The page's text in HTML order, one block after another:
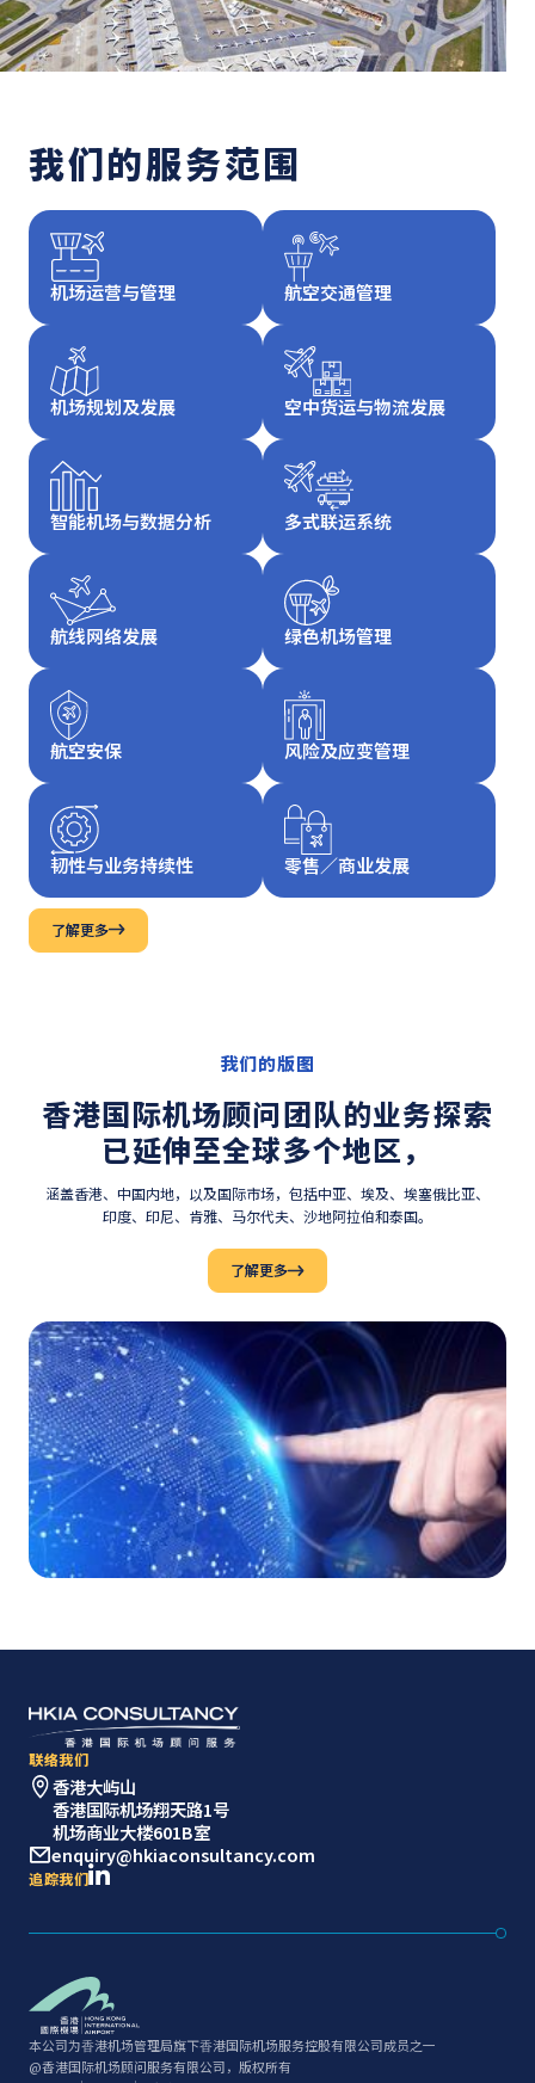
我们的服务范围
机场运营与管理 航空交通管理
机场规划及发展 空中货运与物流发展
智能机场与数据分析 多式联运系统
航线网络发展 绿色机场管理
航空安保 风险及应变管理
韧性与业务持续性 零售／商业发展
了解更多
我们的版图
香港国际机场顾问团队的业务探索
已延伸至全球多个地区，
涵盖香港、中国内地，以及国际市场，包括中亚、埃及、 埃塞俄比亚、
印度、 印尼、 肯雅、 马尔代夫、 沙地阿拉伯和泰国。
了解更多
联络我们
香港大屿山
香港国际机场翔天路1号
机场商业大楼601B室
enquiry@hkiaconsultancy.com
追踪我们
本公司为⾹港机场管理局旗下⾹港国际机场服务控股有限公司成员之⼀
@香港国际机场顾问服务有限公司，版权所有